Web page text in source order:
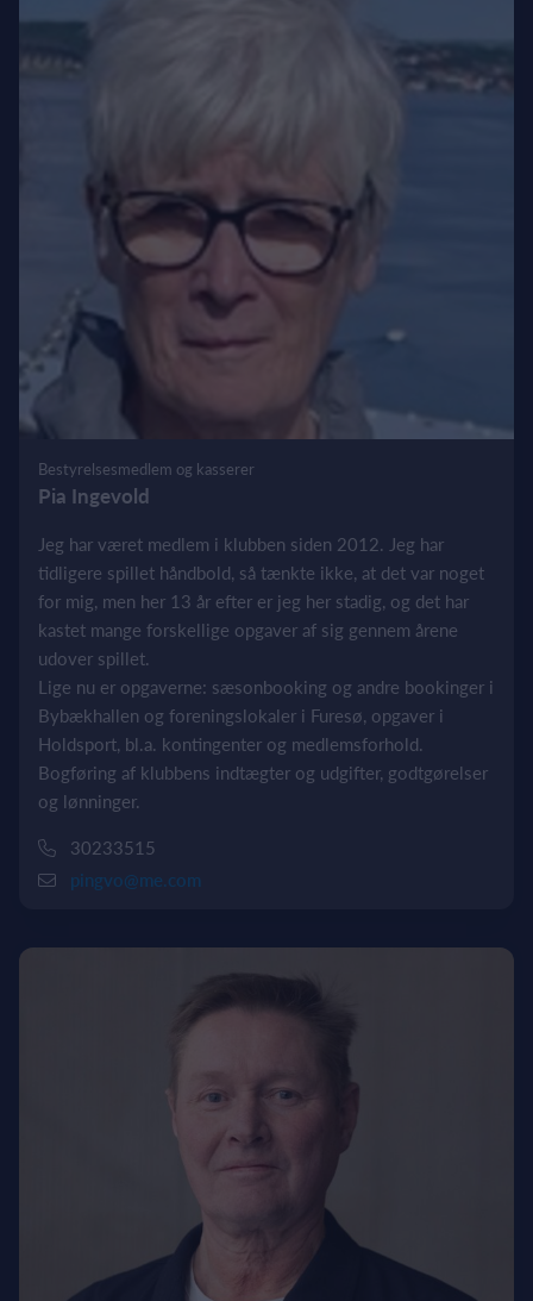
Bestyrelsesmedlem og kasserer
Pia Ingevold
Jeg har været medlem i klubben siden 2012. Jeg har
tidligere spillet håndbold, så tænkte ikke, at det var noget
for mig, men her 13 år efter er jeg her stadig, og det har
kastet mange forskellige opgaver af sig gennem årene
udover spillet.
Lige nu er opgaverne: sæsonbooking og andre bookinger i
Bybækhallen og foreningslokaler i Furesø, opgaver i
Holdsport, bl.a. kontingenter og medlemsforhold.
Bogføring af klubbens indtægter og udgifter, godtgørelser
og lønninger.
30233515
pingvo@me.com